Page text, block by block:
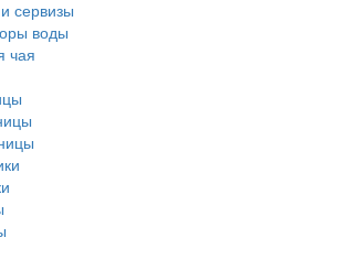
сервизы
воды
чая